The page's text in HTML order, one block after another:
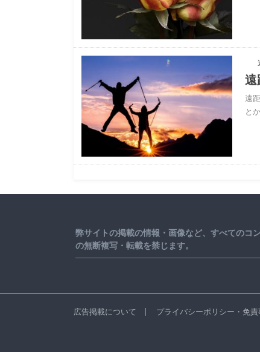
遠
遠
と
弊サイトの掲載の情報・画像など、すべてのコ
の無断複写・転載を禁じます。
広告掲載について プライバシーポリシー・免責